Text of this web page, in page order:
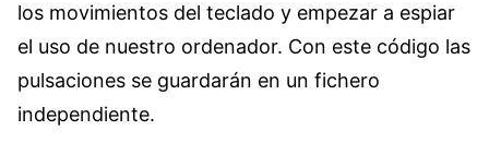
los movimientos del teclado y empezar a espiar
el uso de nuestro ordenador. Con este código las
pulsaciones se guardarán en un fichero
independiente.